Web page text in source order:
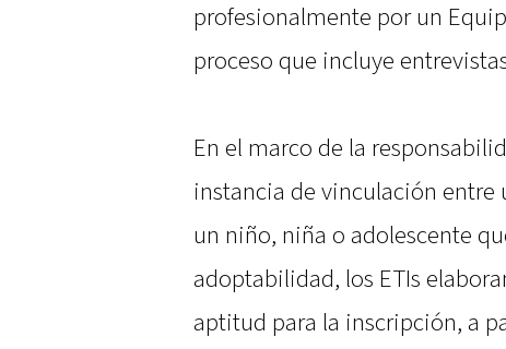
profesionalmente por un
proceso que incluye
En el marco de la
instancia de vinculación entre
un niño, niña o adolescente
adoptabilidad, los ETIs
aptitud para la inscripción, a